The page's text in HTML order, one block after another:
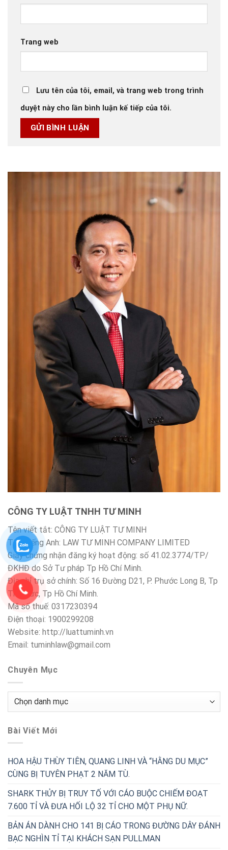
Trang web
Lưu tên của tôi, email, và trang web trong trình
duyệt này cho lần bình luận kế tiếp của tôi.
CÔNG TY LUẬT TNHH TƯ MINH
Tên viết tắt: CÔNG TY LUẬT TƯ MINH
Tên Tiếng Anh: LAW TƯ MINH COMPANY LIMITED
Giấy chứng nhận đăng ký hoạt động: số 41.02.3774/TP/
ĐKHĐ do Sở Tư pháp Tp Hồ Chí Minh.
Địa chỉ trụ sở chính: Số 16 Đường D21, P. Phước Long B, Tp
Thủ Đức, Tp Hồ Chí Minh.
Mã số thuế: 0317230394
Điện thoại: 1900299208
Website: http://luattuminh.vn
Email: tuminhlaw@gmail.com
Chuyên Mục
Chuyên
Bài Viết Mới
HOA HẬU THÙY TIÊN, QUANG LINH VÀ “HẰNG DU MỤC”
CÙNG BỊ TUYÊN PHẠT 2 NĂM TÙ.
SHARK THỦY BỊ TRUY TỐ VỚI CÁO BUỘC CHIẾM ĐOẠT
7.600 TỈ VÀ ĐƯA HỐI LỘ 32 TỈ CHO MỘT PHỤ NỮ.
BẢN ÁN DÀNH CHO 141 BỊ CÁO TRONG ĐƯỜNG DÂY ĐÁNH
BẠC NGHÌN TỈ TẠI KHÁCH SẠN PULLMAN